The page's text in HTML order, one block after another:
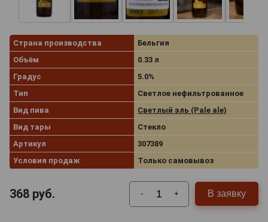
Страна производства
Бельгия
Объём
0.33 л
Градус
5.0%
Тип
Светлое нефильтрованное
Вид пива
Светлый эль (Pale ale)
Вид тары
Стекло
Артикул
307389
Условия продаж
Только самовывоз
368 руб. - + В заявку